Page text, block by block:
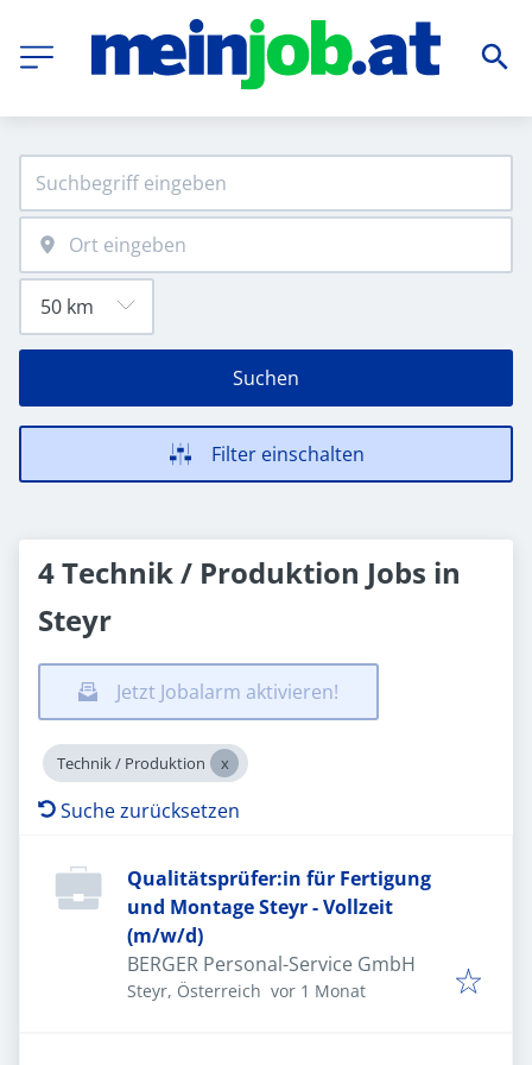
Suchen
Filter einschalten
4 Technik / Produktion Jobs in
Steyr
Jetzt Jobalarm aktivieren!
Technik / Produktion
Suche zurücksetzen
Qualitätsprüfer:in für Fertigung
und Montage Steyr - Vollzeit
(m/w/d)
BERGER Personal-Service GmbH
Steyr, Österreich Veröffentlicht
vor 1 Monat